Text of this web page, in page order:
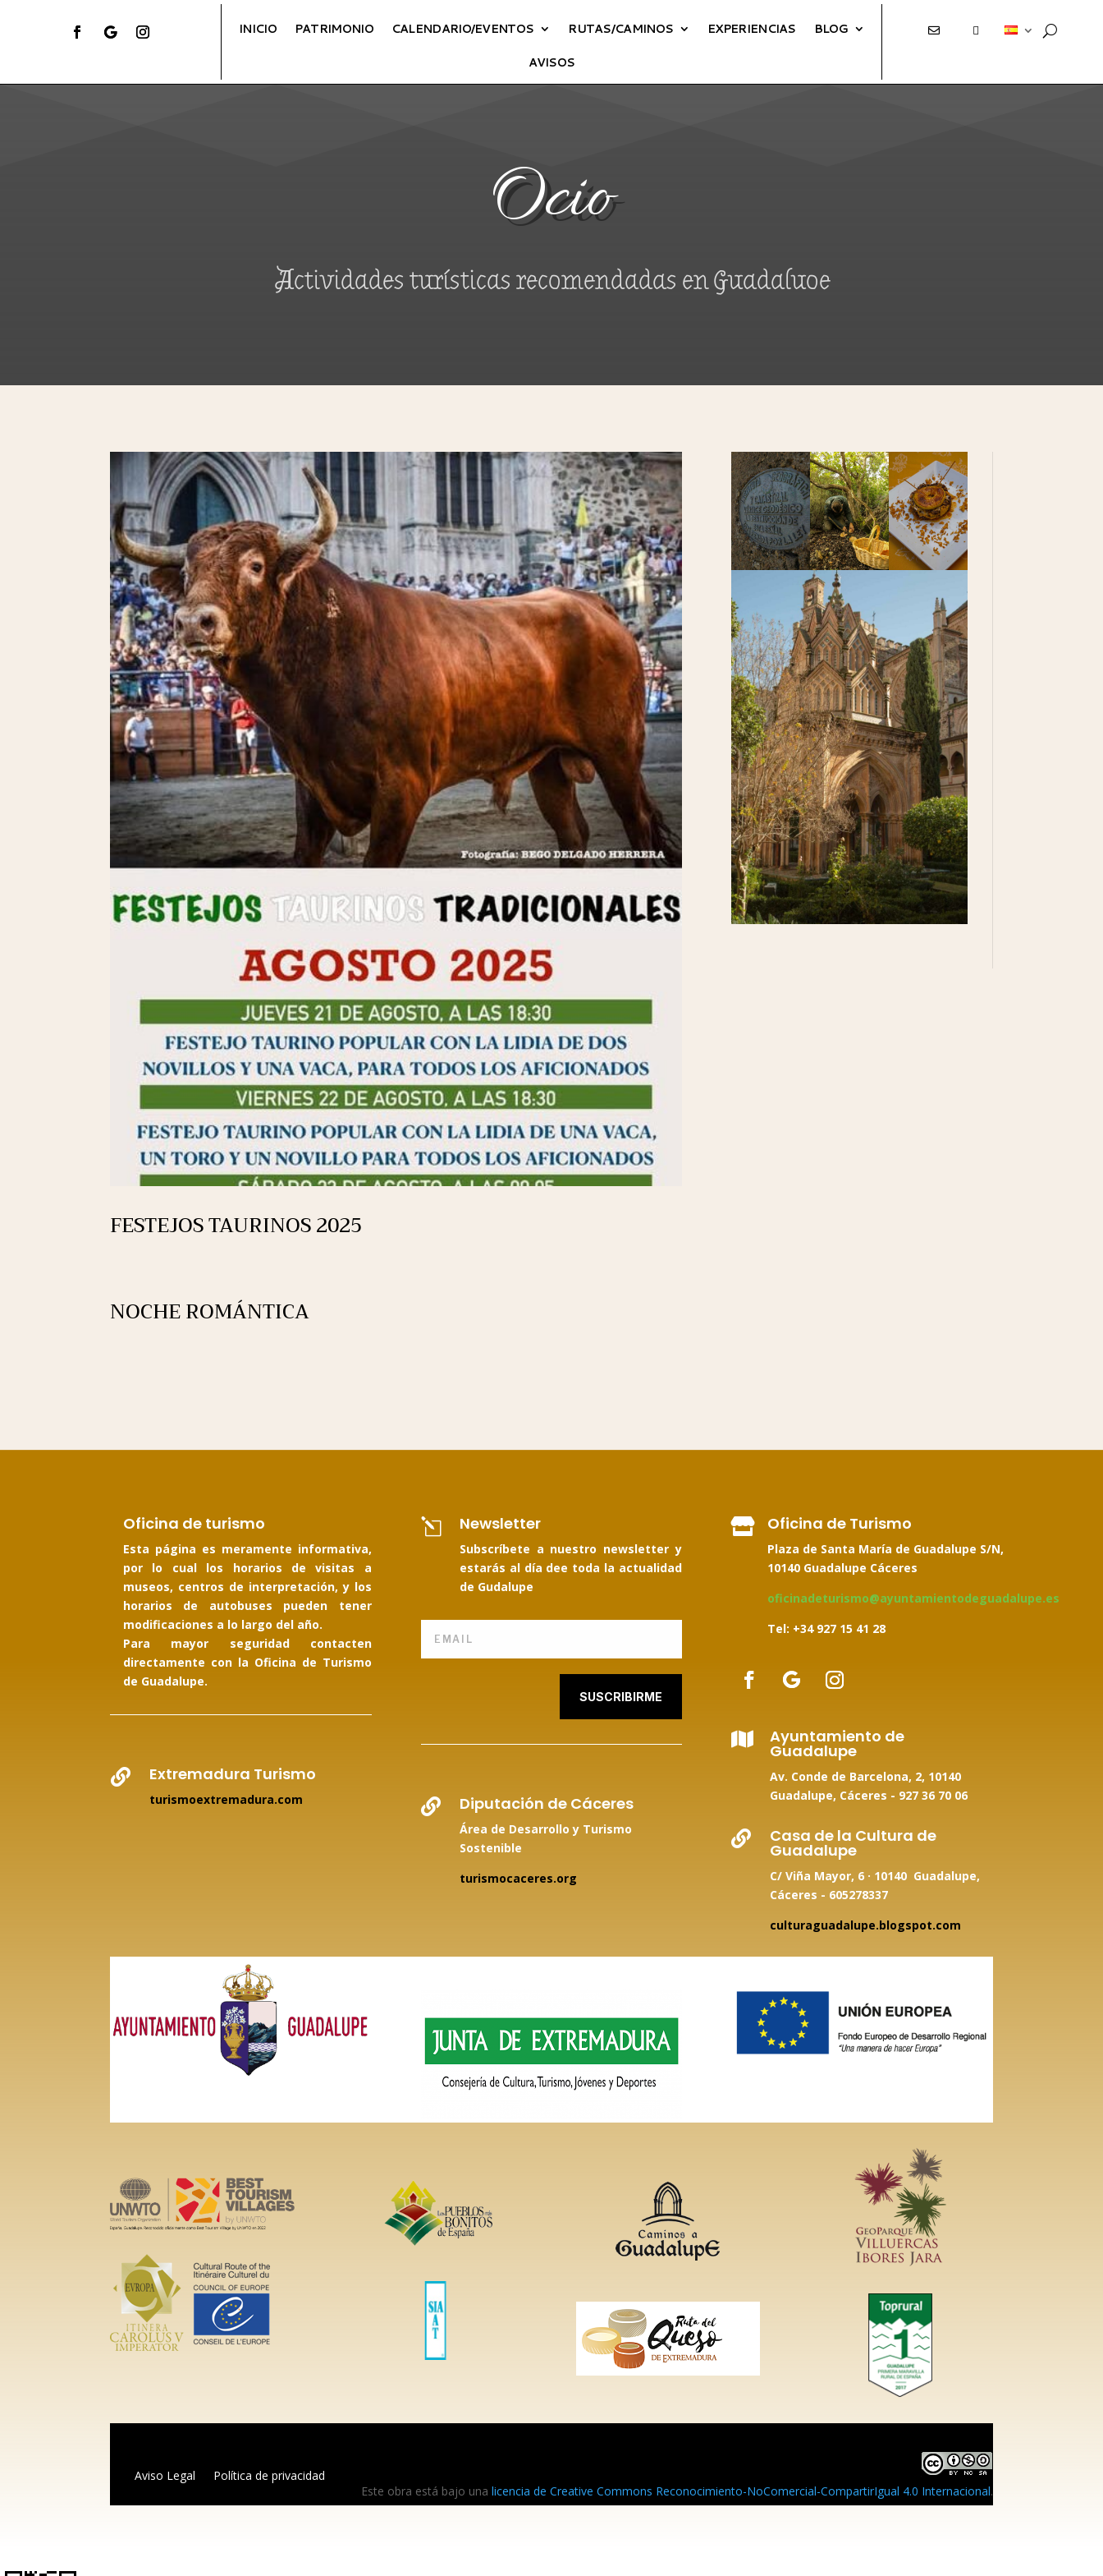
INICIO PATRIMONIO CALENDARIO/EVENTOS RUTAS/CAMINOS EXPERIENCIAS BLOG
AVISOS
E
Ocio
Actividades turísticas recomendadas en Guadaluoe
FESTEJOS TAURINOS 2025
NOCHE ROMÁNTICA
Oficina de turismo
Esta página es meramente informativa,
por lo cual los horarios de visitas a
museos, centros de interpretación, y los
horarios de autobuses pueden tener
modificaciones a lo largo del año.
Para mayor seguridad contacten
directamente con la Oficina de Turismo
de Guadalupe.
 Extremadura Turismo
turismoextremadura.com
l Newsletter
Subscríbete a nuestro newsletter y
estarás al día dee toda la actualidad
de Gudalupe
SUSCRIBIRME
 Diputación de Cáceres
Área de Desarrollo y Turismo
Sostenible
turismocaceres.org
 Oficina de Turismo
Plaza de Santa María de Guadalupe S/N,
10140 Guadalupe Cáceres
oficinadeturismo@ayuntamientodeguadalupe.es
Tel: +34 927 15 41 28
 Ayuntamiento de
Guadalupe
Av. Conde de Barcelona, 2, 10140
Guadalupe, Cáceres - 927 36 70 06
 Casa de la Cultura de
Guadalupe
C/ Viña Mayor, 6 · 10140 Guadalupe,
Cáceres - 605278337
culturaguadalupe.blogspot.com
Aviso Legal
Política de privacidad
Este obra está bajo una licencia de Creative Commons Reconocimiento-NoComercial-CompartirIgual 4.0 Internacional.